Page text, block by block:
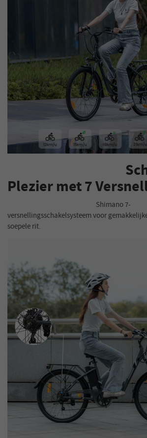
Plezier met 7
Shimano 7-
versnellingsschakelsysteem voor
soepele rit.